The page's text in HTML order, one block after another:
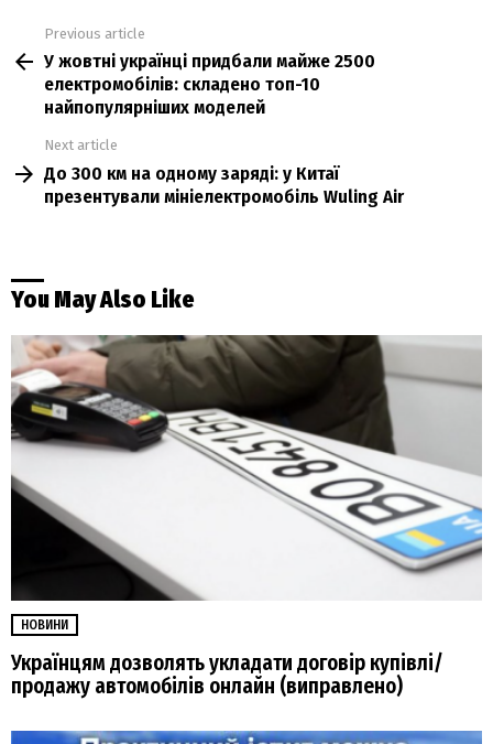
more
Previous article
У жовтні українці придбали майже 2500
електромобілів: складено топ-10
найпопулярніших моделей
Next article
До 300 км на одному заряді: у Китаї
презентували мініелектромобіль Wuling Air
You May Also Like
НОВИНИ
Українцям дозволять укладати договір купівлі/
продажу автомобілів онлайн (виправлено)